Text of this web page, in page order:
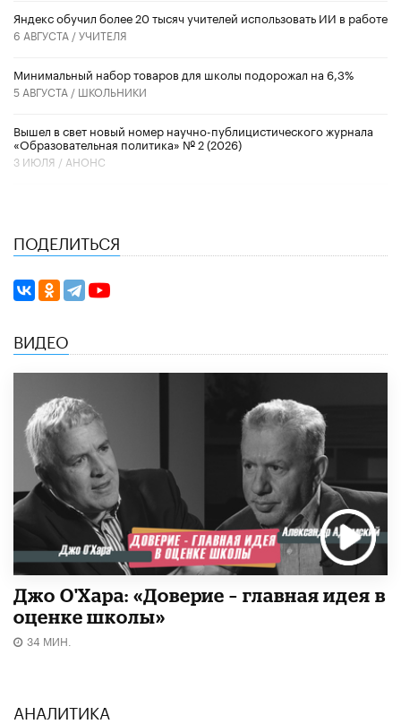
​Яндекс обучил более 20 тысяч учителей использовать ИИ в работе
6 АВГУСТА /УЧИТЕЛЯ
Минимальный набор товаров для школы подорожал на 6,3%
5 АВГУСТА / ШКОЛЬНИКИ
Вышел в свет новый номер научно-публицистического журнала
«Образовательная политика» № 2 (2026)
3 ИЮЛЯ / АНОНС
ПОДЕЛИТЬСЯ
ВИДЕО
Джо О'Хара: «Доверие – главная идея в
оценке школы»
34 МИН.
АНАЛИТИКА